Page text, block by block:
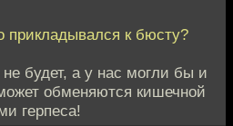
прикладывался к бюсту?
будет, а у нас могли бы и
обменяются кишечной
герпеса!